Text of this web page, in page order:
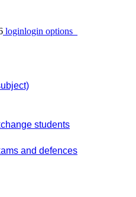
loginlogin options
students
and defences